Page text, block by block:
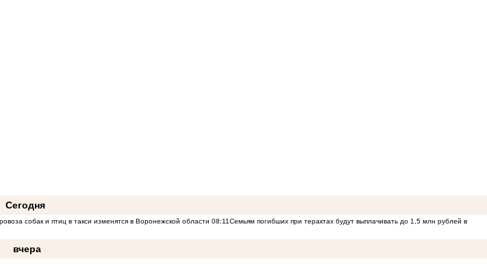
Сегодня
собак и птиц в такси изменятся в Воронежской области 08:11Семьям погибших при терактах будут выплачивать до 1,5 млн рублей в
вчера